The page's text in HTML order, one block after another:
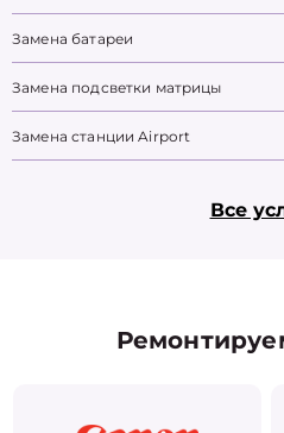
Замена батареи
Замена подсветки матрицы
Замена станции Airport
Все